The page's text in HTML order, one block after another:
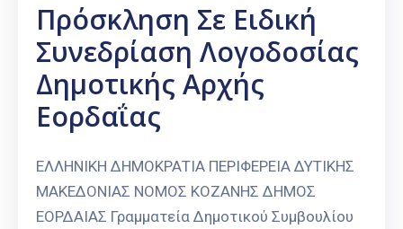
Πρόσκληση Σε Ειδική
Συνεδρίαση Λογοδοσίας
Δημοτικής Αρχής
Εορδαΐας
ΕΛΛΗΝΙΚΗ ΔΗΜΟΚΡΑΤΙΑ ΠΕΡΙΦΕΡΕΙΑ ΔΥΤΙΚΗΣ
ΜΑΚΕΔΟΝΙΑΣ ΝΟΜΟΣ ΚΟΖΑΝΗΣ ΔΗΜΟΣ
ΕΟΡΔΑΙΑΣ Γραμματεία Δημοτικού Συμβουλίου